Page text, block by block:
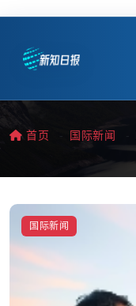
首页 国际新闻
国际新闻